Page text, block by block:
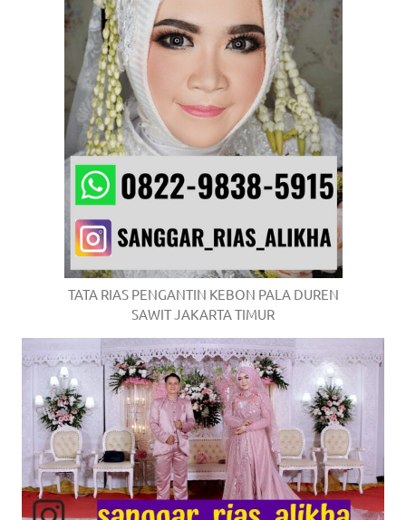
TATA RIAS PENGANTIN KEBON PALA DUREN
SAWIT JAKARTA TIMUR